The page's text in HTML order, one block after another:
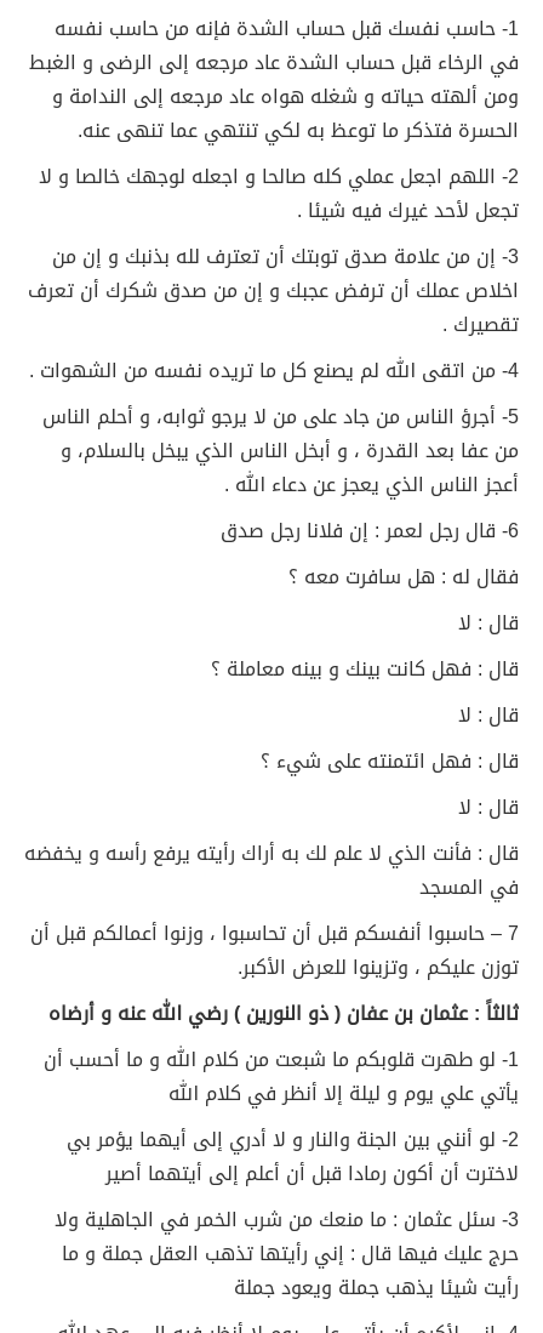
1- حاسب نفسك قبل حساب الشدة فإنه من حاسب نفسه
في الرخاء قبل حساب الشدة عاد مرجعه إلى الرضى و الغبط
ومن ألهته حياته و شغله هواه عاد مرجعه إلى الندامة و
الحسرة فتذكر ما توعظ به لكي تنتهي عما تنهى عنه.
2- اللهم اجعل عملي كله صالحا و اجعله لوجهك خالصا و لا
تجعل لأحد غيرك فيه شيئا .
3- إن من علامة صدق توبتك أن تعترف لله بذنبك و إن من
اخلاص عملك أن ترفض عجبك و إن من صدق شكرك أن تعرف
تقصيرك .
4- من اتقى الله لم يصنع كل ما تريده نفسه من الشهوات .
5- أجرؤ الناس من جاد على من لا يرجو ثوابه، و أحلم الناس
من عفا بعد القدرة ، و أبخل الناس الذي يبخل بالسلام، و
أعجز الناس الذي يعجز عن دعاء الله .
6- قال رجل لعمر : إن فلانا رجل صدق
فقال له : هل سافرت معه ؟
قال : لا
قال : فهل كانت بينك و بينه معاملة ؟
قال : لا
قال : فهل ائتمنته على شيء ؟
قال : لا
قال : فأنت الذي لا علم لك به أراك رأيته يرفع رأسه و يخفضه
في المسجد
7 – حاسبوا أنفسكم قبل أن تحاسبوا ، وزنوا أعمالكم قبل أن
توزن عليكم ، وتزينوا للعرض الأكبر.
ثالثاً : عثمان بن عفان ( ذو النورين ) رضي الله عنه و أرضاه
1- لو طهرت قلوبكم ما شبعت من كلام الله و ما أحسب أن
يأتي علي يوم و ليلة إلا أنظر في كلام الله
2- لو أنني بين الجنة والنار و لا أدري إلى أيهما يؤمر بي
لاخترت أن أكون رمادا قبل أن أعلم إلى أيتهما أصير
3- سئل عثمان : ما منعك من شرب الخمر في الجاهلية ولا
حرج عليك فيها قال : إني رأيتها تذهب العقل جملة و ما
رأيت شيئا يذهب جملة ويعود جملة